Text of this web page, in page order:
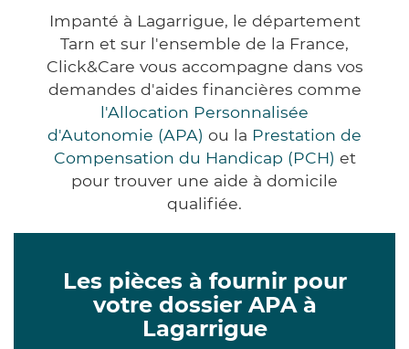
Impanté à Lagarrigue, le département
Tarn et sur l'ensemble de la France,
Click&Care vous accompagne dans vos
demandes d'aides financières comme
l'Allocation Personnalisée
d'Autonomie (APA) ou la Prestation de
Compensation du Handicap (PCH) et
pour trouver une aide à domicile
qualifiée.
Les pièces à fournir pour
votre dossier APA à
Lagarrigue